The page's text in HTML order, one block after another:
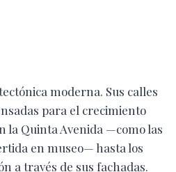
moderna. Sus calles
para el crecimiento
la Quinta Avenida —como las
en museo— hasta los
a través de sus fachadas.